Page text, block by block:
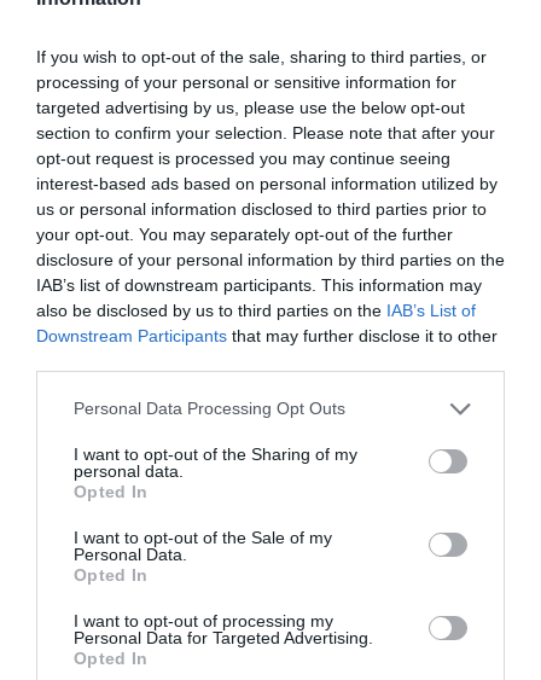
If you wish to opt-out of the sale, sharing to third parties, or
processing of your personal or sensitive information for
targeted advertising by us, please use the below opt-out
section to confirm your selection. Please note that after your
opt-out request is processed you may continue seeing
interest-based ads based on personal information utilized by
us or personal information disclosed to third parties prior to
your opt-out. You may separately opt-out of the further
disclosure of your personal information by third parties on the
IAB’s list of downstream participants. This information may
also be disclosed by us to third parties on the IAB’s List of
Downstream Participants that may further disclose it to other
Personal Data Processing Opt Outs
I want to opt-out of the Sharing of my
personal data.
Opted In
I want to opt-out of the Sale of my
Personal Data.
Opted In
I want to opt-out of processing my
Personal Data for Targeted Advertising.
Opted In
mencionarían y explicarían la vacuna, la empresa
está liderando. Nunca se hubieran imaginado que
ser portada y noticia por los efectos negativos de
reacciones al medicamento, llevaría a un efecto
boomerang que hace que sus propios usuarios
sean los que la prescriben. De hecho, hay un
efecto AstraZenecay todo un debate público y
global de los efectos y de la pertinencia de su
vigencia.
De tantas menciones que ha
tenido y tanto que se ha
citado a AstraZeneca, ha
invisible a ser archiconocida,
a ser rechazada y a la vez
admirada y deseada